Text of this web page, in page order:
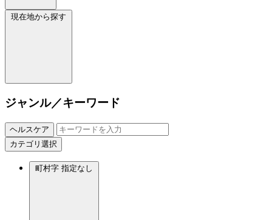
現在地から探す
ジャンル／キーワード
ヘルスケア
カテゴリ選択
町村字 指定なし